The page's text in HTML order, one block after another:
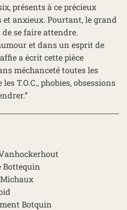
présents à ce précieux
anxieux. Pourtant, le grand
se faire attendre.
et dans un esprit de
a écrit cette pièce
méchanceté toutes les
T.O.C., phobies, obsessions
Bottequin
Botquin